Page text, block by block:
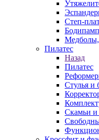
Степ-
Пилатес
Назад
Пилатес
Стулья и
Скамьи и